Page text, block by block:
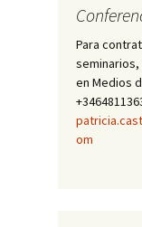
Para
en Medios
om